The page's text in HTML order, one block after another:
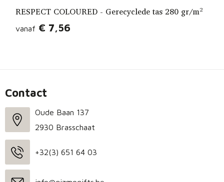
RESPECT COLOURED - Gerecyclede tas 280 gr/m²
vanaf € 7,56
Contact
Oude Baan 137
2930 Brasschaat
+32(3) 651 64 03